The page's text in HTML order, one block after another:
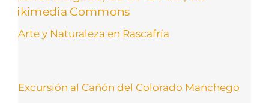
Arte y Naturaleza en Rascafría
Excursión al Cañón del Colorado Manchego